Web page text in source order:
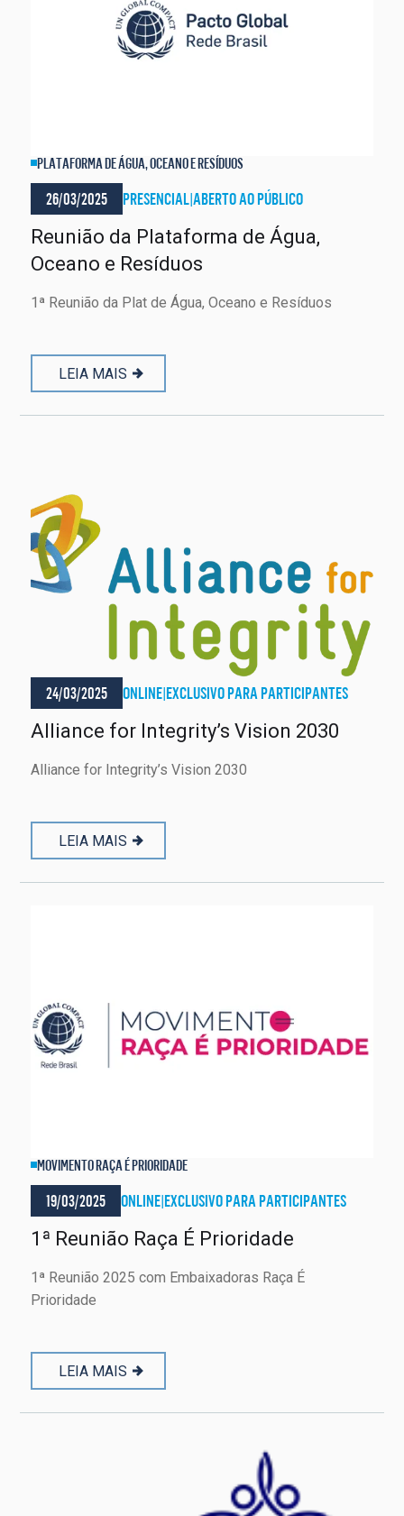
PLATAFORMA DE ÁGUA, OCEANO E RESÍDUOS
26/03/2025 PRESENCIAL|ABERTO AO PÚBLICO
Reunião da Plataforma de Água,
Oceano e Resíduos
1ª Reunião da Plat de Água, Oceano e Resíduos
LEIA MAIS
24/03/2025 ONLINE|EXCLUSIVO PARA PARTICIPANTES
Alliance for Integrity’s Vision 2030
Alliance for Integrity’s Vision 2030
LEIA MAIS
MOVIMENTO RAÇA É PRIORIDADE
19/03/2025 ONLINE|EXCLUSIVO PARA PARTICIPANTES
1ª Reunião Raça É Prioridade
1ª Reunião 2025 com Embaixadoras Raça É
Prioridade
LEIA MAIS